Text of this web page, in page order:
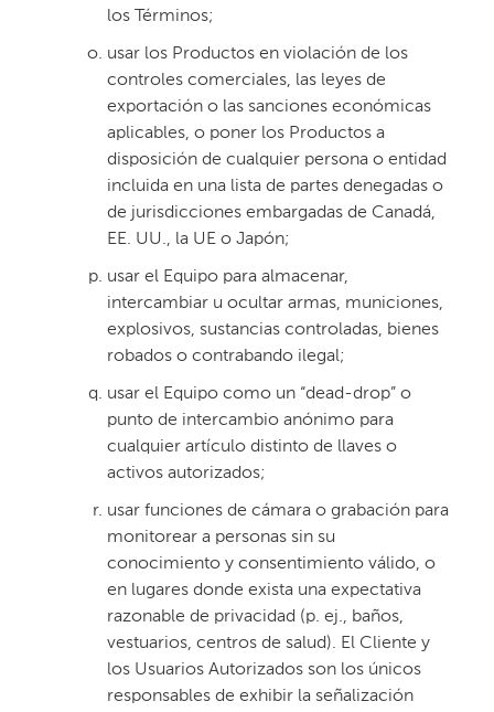
los Términos;
usar los Productos en violación de los
controles comerciales, las leyes de
exportación o las sanciones económicas
aplicables, o poner los Productos a
disposición de cualquier persona o entidad
incluida en una lista de partes denegadas o
de jurisdicciones embargadas de Canadá,
EE. UU., la UE o Japón;
usar el Equipo para almacenar,
intercambiar u ocultar armas, municiones,
explosivos, sustancias controladas, bienes
robados o contrabando ilegal;
usar el Equipo como un “dead-drop” o
punto de intercambio anónimo para
cualquier artículo distinto de llaves o
activos autorizados;
usar funciones de cámara o grabación para
monitorear a personas sin su
conocimiento y consentimiento válido, o
en lugares donde exista una expectativa
razonable de privacidad (p. ej., baños,
vestuarios, centros de salud). El Cliente y
los Usuarios Autorizados son los únicos
responsables de exhibir la señalización